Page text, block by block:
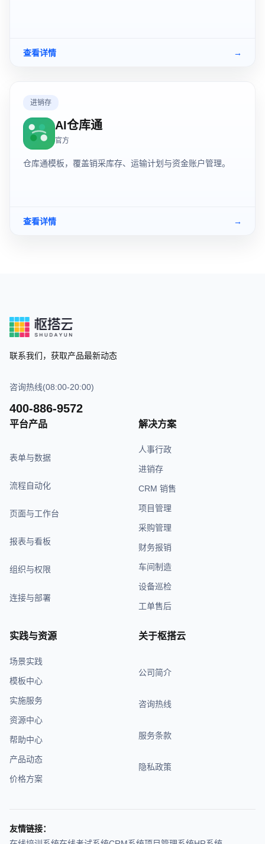
查看详情 →
进销存
AI仓库通
官方
仓库通模板，覆盖销采库存、运输计划与资金账户管理。
查看详情 →
联系我们，获取产品最新动态
咨询热线(08:00-20:00)
400-886-9572
平台产品
表单与数据
流程自动化
页面与工作台
报表与看板
组织与权限
连接与部署
解决方案
人事行政
进销存
CRM 销售
项目管理
采购管理
财务报销
车间制造
设备巡检
工单售后
实践与资源
场景实践
模板中心
实施服务
资源中心
帮助中心
产品动态
价格方案
关于枢搭云
公司简介
咨询热线
服务条款
隐私政策
友情链接：